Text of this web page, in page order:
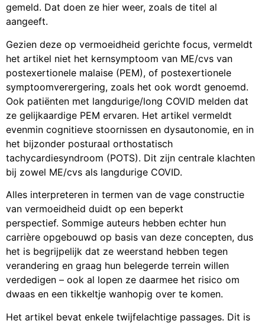
gemeld. Dat doen ze hier weer, zoals de titel al
aangeeft.
Gezien deze op vermoeidheid gerichte focus, vermeldt
het artikel niet het kernsymptoom van ME/cvs van
postexertionele malaise (PEM), of postexertionele
symptoomverergering, zoals het ook wordt genoemd.
Ook patiënten met langdurige/long COVID melden dat
ze gelijkaardige PEM ervaren. Het artikel vermeldt
evenmin cognitieve stoornissen en dysautonomie, en in
het bijzonder posturaal orthostatisch
tachycardiesyndroom (POTS). Dit zijn centrale klachten
bij zowel ME/cvs als langdurige COVID.
Alles interpreteren in termen van de vage constructie
van vermoeidheid duidt op een beperkt
perspectief. Sommige auteurs hebben echter hun
carrière opgebouwd op basis van deze concepten, dus
het is begrijpelijk dat ze weerstand hebben tegen
verandering en graag hun belegerde terrein willen
verdedigen – ook al lopen ze daarmee het risico om
dwaas en een tikkeltje wanhopig over te komen.
Het artikel bevat enkele twijfelachtige passages. Dit is